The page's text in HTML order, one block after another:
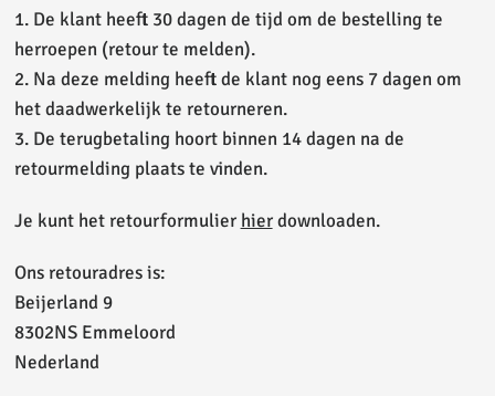
1. De klant heeft 30 dagen de tijd om de bestelling te
herroepen (retour te melden).
2. Na deze melding heeft de klant nog eens 7 dagen om
het daadwerkelijk te retourneren.
3. De terugbetaling hoort binnen 14 dagen na de
retourmelding plaats te vinden.
Je kunt het retourformulier hierdownloaden.
Ons retouradres is:
Beijerland 9
8302NS Emmeloord
Nederland